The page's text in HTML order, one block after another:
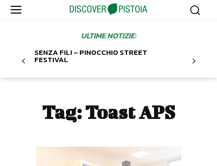
ULTIME NOTIZIE:
SENZA FILI – PINOCCHIO STREET
FESTIVAL
Tag:Toast APS